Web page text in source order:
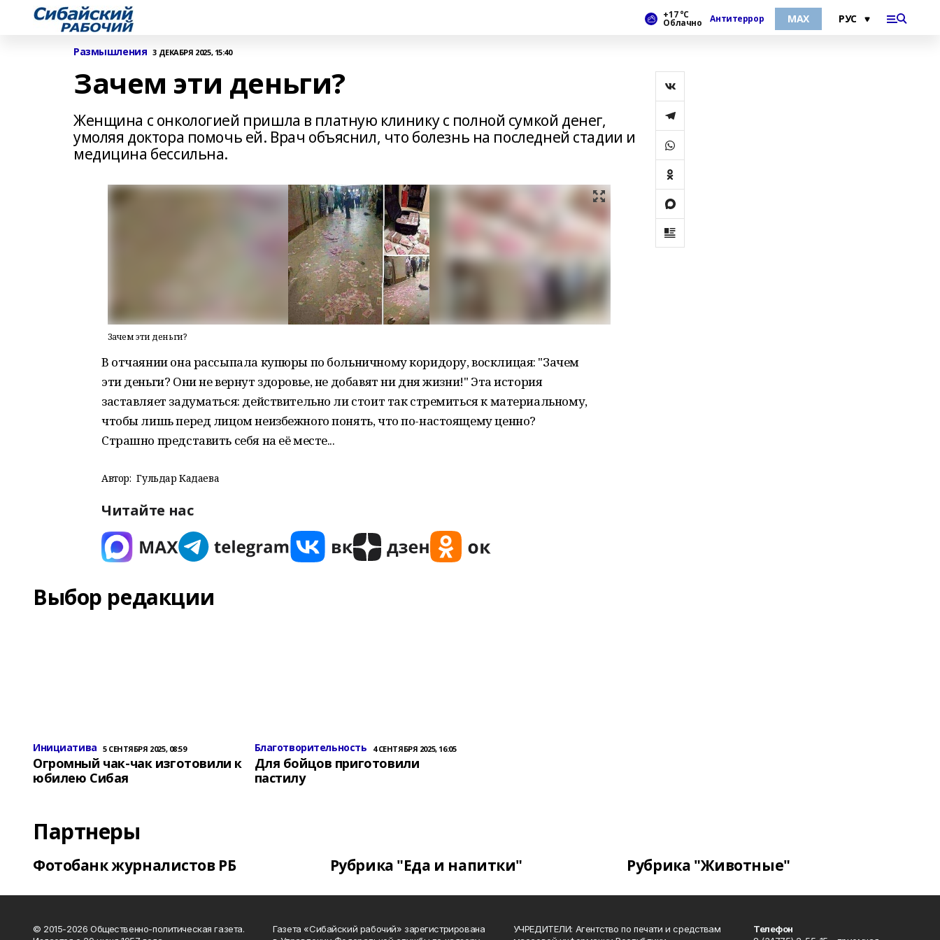
+17 °С
Облачно Антитеррор МАХ
Размышления 3 ДЕКАБРЯ 2025, 15:40
Зачем эти деньги?
Женщина с онкологией пришла в платную клинику с полной сумкой денег,
умоляя доктора помочь ей. Врач объяснил, что болезнь на последней стадии и
медицина бессильна.
Зачем эти деньги?
В отчаянии она рассыпала купюры по больничному коридору, восклицая: "Зачем
эти деньги? Они не вернут здоровье, не добавят ни дня жизни!" Эта история
заставляет задуматься: действительно ли стоит так стремиться к материальному,
чтобы лишь перед лицом неизбежного понять, что по-настоящему ценно?
Страшно представить себя на её месте...
Автор: Гульдар Кадаева
Читайте нас
Выбор редакции
Инициатива 5 СЕНТЯБРЯ 2025, 08:59
Огромный чак-чак изготовили к
юбилею Сибая
Благотворительность 4 СЕНТЯБРЯ 2025, 16:05
Для бойцов приготовили
пастилу
Партнеры
Фотобанк журналистов РБ Рубрика "Еда и напитки" Рубрика "Животные"
© 2015-2026 Общественно-политическая газета.
Газета «Сибайский рабочий» зарегистрирована
УЧРЕДИТЕЛИ: Агентство по печати и средствам
Телефон